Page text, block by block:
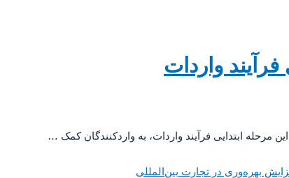
واردات
مرحله ابتدایی فرآیند واردات، به واردکنندگان کمک …
بهره‌وری در تجارت بین‌المللی